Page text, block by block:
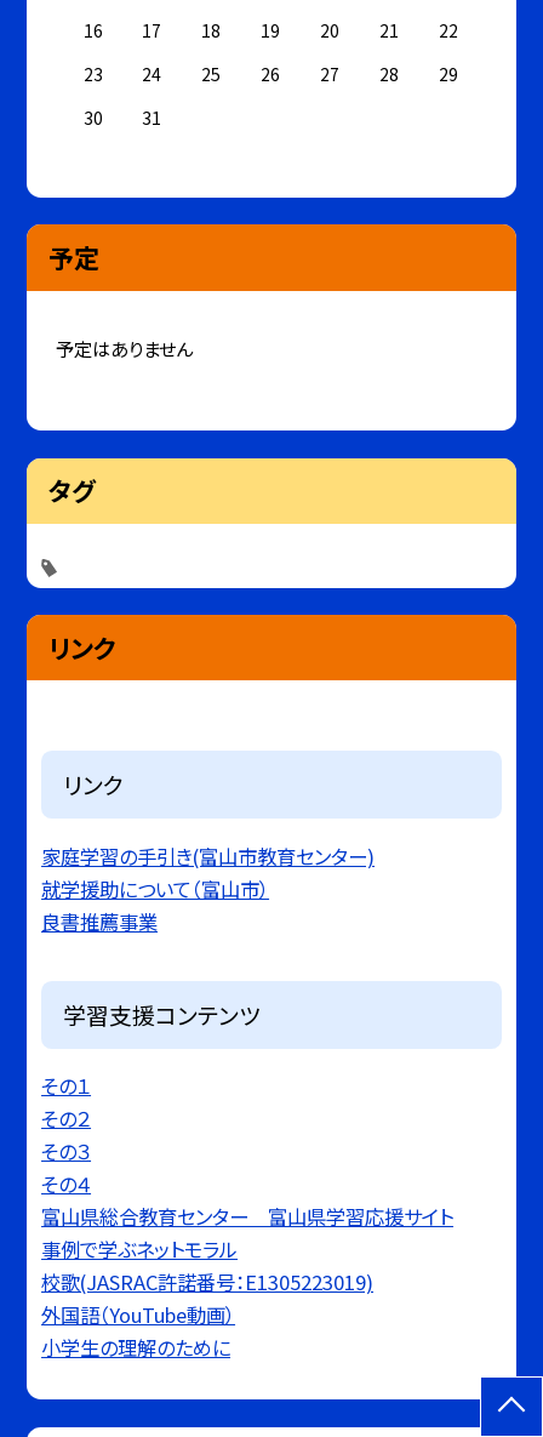
16
17 18 19 20 21
22
23
24 25 26 27 28
29
30
31
予定
予定はありません
タグ
リンク
リンク
家庭学習の手引き(富山市教育センター)
就学援助について（富山市）
良書推薦事業
学習支援コンテンツ
その１
その２
その３
その４
富山県総合教育センター 富山県学習応援サイト
事例で学ぶネットモラル
校歌(JASRAC許諾番号：E1305223019)
外国語（YouTube動画）
小学生の理解のために